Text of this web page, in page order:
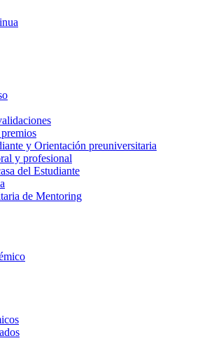
y Orientación preuniversitaria
y profesional
del Estudiante
de Mentoring